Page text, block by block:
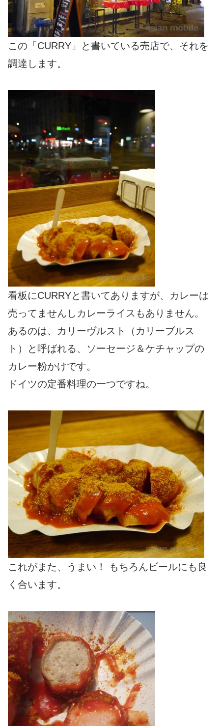
この「CURRY」と書いている売店で、それを
調達します。
看板にCURRYと書いてありますが、カレーは
売ってませんしカレーライスもありません。
あるのは、カリーヴルスト（カリーブルス
ト）と呼ばれる、ソーセージ＆ケチャップの
カレー粉かけです。
ドイツの定番料理の一つですね。
これがまた、うまい！ もちろんビールにも良
く合います。